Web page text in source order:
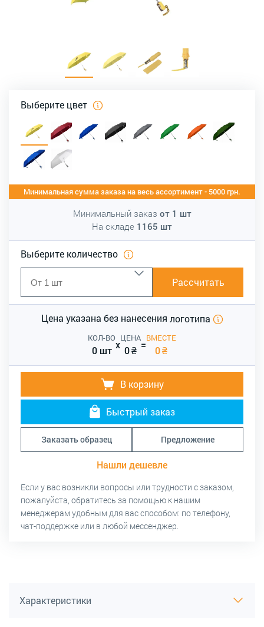
Выберите цвет
Минимальная сумма заказа на весь ассортимент - 5000 грн.
Минимальный заказ от 1 шт
На складе 1165 шт
Выберите количество
Рассчитать
Цена указана без нанесения логотипа
КОЛ-ВО
0 шт x
ЦЕНА
0₴ =
ВМЕСТЕ
0₴
В корзину
Быстрый заказ
Заказать образец Предложение
Нашли дешевле
Если у вас возникли вопросы или трудности с заказом,
пожалуйста, обратитесь за помощью к нашим
менеджерам удобным для вас способом: по телефону,
чат-поддержке или в любой мессенджер.
Характеристики